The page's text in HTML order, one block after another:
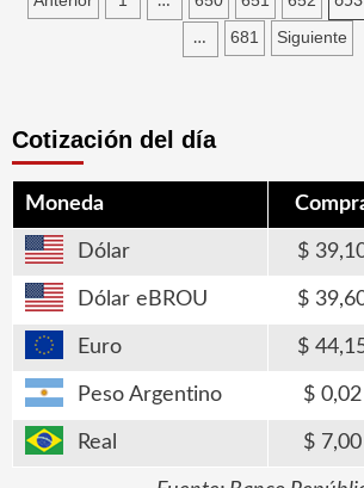
… 681 Siguiente
Cotización del día
Moneda
Dólar
Dólar eBROU
Euro
Peso Argentino 0,02
Real 7,00